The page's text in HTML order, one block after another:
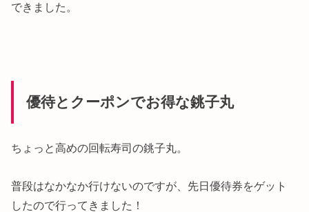
できました。
優待とクーポンでお得な銚子丸
ちょっと高めの回転寿司の銚子丸。
普段はなかなか行けないのですが、先日優待券をゲット
したので行ってきました！